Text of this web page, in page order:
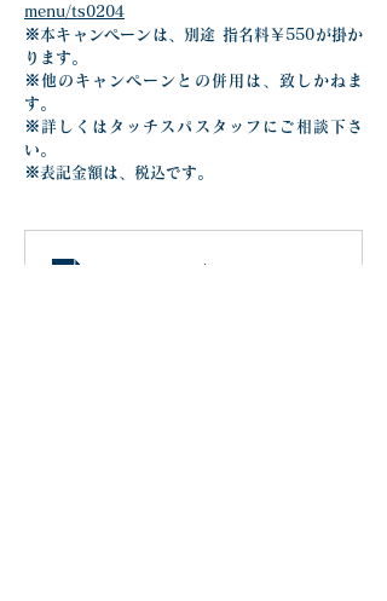
menu/ts0204
※本キャンペーンは、別途 指名料￥550が掛か
ります。
※他のキャンペーンとの併用は、致しかねま
す。
※詳しくはタッチスパスタッフにご相談下さ
い。
※表記金額は、税込です。